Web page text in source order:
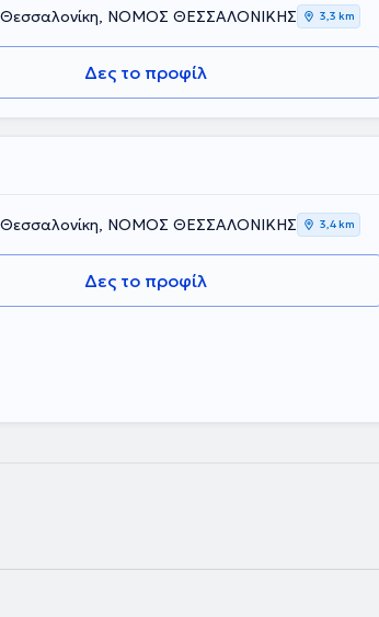
Θεσσαλονίκη, ΝΟΜΟΣ ΘΕΣΣΑΛΟΝΙΚΗΣ 3,3 km
Δες το προφίλ
Θεσσαλονίκη, ΝΟΜΟΣ ΘΕΣΣΑΛΟΝΙΚΗΣ 3,4 km
Δες το προφίλ